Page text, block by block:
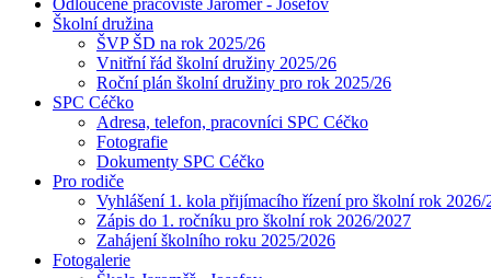
Odloučené pracoviště Jaroměř - Josefov
Školní družina
ŠVP ŠD na rok 2025/26
Vnitřní řád školní družiny 2025/26
Roční plán školní družiny pro rok 2025/26
SPC Céčko
Adresa, telefon, pracovníci SPC Céčko
Fotografie
Dokumenty SPC Céčko
Pro rodiče
Vyhlášení 1. kola přijímacího řízení pro školní rok 2026/
Zápis do 1. ročníku pro školní rok 2026/2027
Zahájení školního roku 2025/2026
Fotogalerie